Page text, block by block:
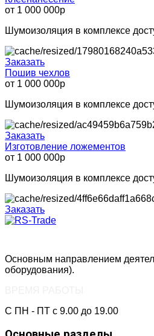
от 1 000 000р
Шумоизоляция в комплексе
Заказать
Пошив чехлов
от 1 000 000р
Шумоизоляция в комплексе
Заказать
Изготовление ложементов
от 1 000 000р
Шумоизоляция в комплексе
Заказать
Основным направлением
оборудования).
С ПН - ПТ с 9.00 до 19.00